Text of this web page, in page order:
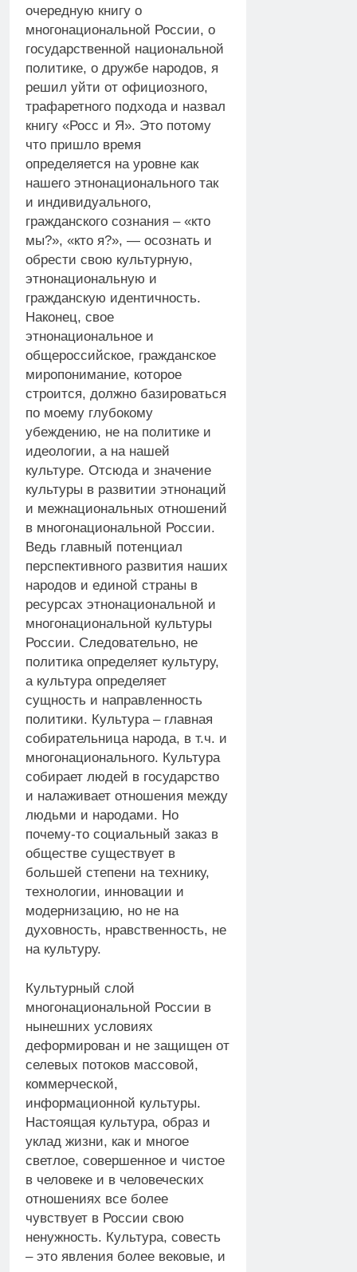
очередную книгу о
многонациональной России, о
государственной национальной
политике, о дружбе народов, я
решил уйти от официозного,
трафаретного подхода и назвал
книгу «Росс и Я». Это потому
что пришло время
определяется на уровне как
нашего этнонационального так
и индивидуального,
гражданского сознания – «кто
мы?», «кто я?», — осознать и
обрести свою культурную,
этнонациональную и
гражданскую идентичность.
Наконец, свое
этнонациональное и
общероссийское, гражданское
миропонимание, которое
строится, должно базироваться
по моему глубокому
убеждению, не на политике и
идеологии, а на нашей
культуре. Отсюда и значение
культуры в развитии этнонаций
и межнациональных отношений
в многонациональной России.
Ведь главный потенциал
перспективного развития наших
народов и единой страны в
ресурсах этнонациональной и
многонациональной культуры
России. Следовательно, не
политика определяет культуру,
а культура определяет
сущность и направленность
политики. Культура – главная
собирательница народа, в т.ч. и
многонационального. Культура
собирает людей в государство
и налаживает отношения между
людьми и народами. Но
почему-то социальный заказ в
обществе существует в
большей степени на технику,
технологии, инновации и
модернизацию, но не на
духовность, нравственность, не
на культуру.
Культурный слой
многонациональной России в
нынешних условиях
деформирован и не защищен от
селевых потоков массовой,
коммерческой,
информационной культуры.
Настоящая культура, образ и
уклад жизни, как и многое
светлое, совершенное и чистое
в человеке и в человеческих
отношениях все более
чувствует в России свою
ненужность. Культура, совесть
– это явления более вековые, и